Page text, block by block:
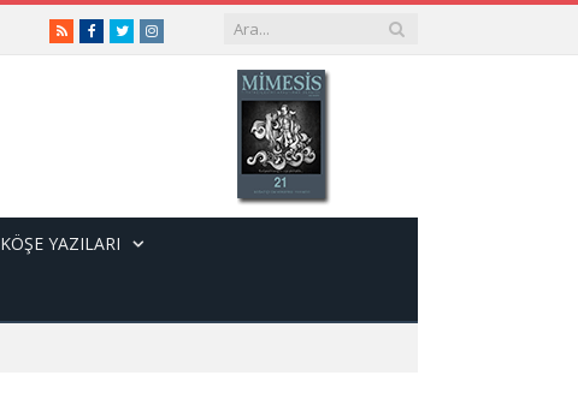
RSSFacebook
TwitterInstagram
KÖŞE YAZILARI